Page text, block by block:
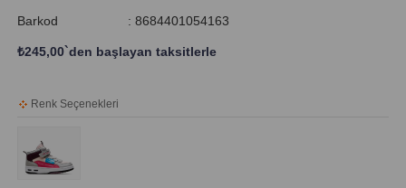
Barkod : 8684401054163
₺245,00`den başlayan taksitlerle
Renk Seçenekleri